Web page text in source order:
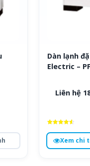
Dàn lạnh
Electric –
Liên hệ
hạng
4.7
5 saoXem chi